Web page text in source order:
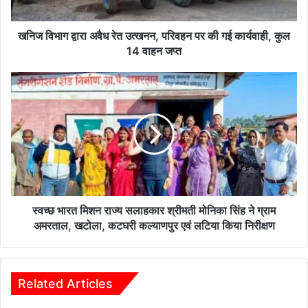
रा
अ
त
उ
त्ख
न
न
,
प
रि
व
र
ई
खनिज विभाग द्वारा अवैध रेत उत्खनन, परिवहन पर की गई कार्यवाही, कुल
14 वाहन जप्त
स्व
च्छ
भा
र
त
मि
श
न
रा
श्री
स्वच्छ भारत मिशन राज्य सलाहकार श्रीमती मोनिका सिंह ने ग्राम
अमरताल, खटोला, कटघरी कल्याणपुर एवं लटिया किया निरीक्षण
Related Articles